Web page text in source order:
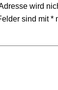
wird
sind mit*